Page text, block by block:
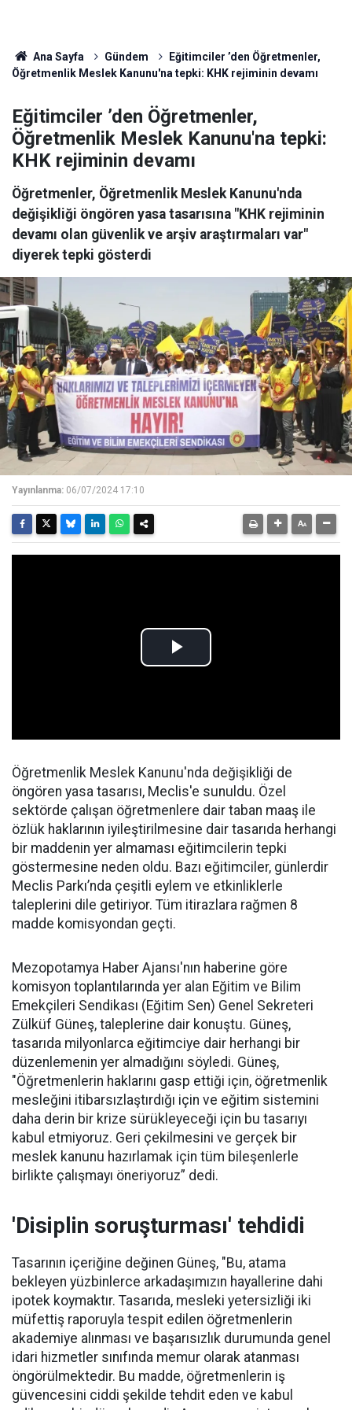
Ana Sayfa Gündem
Eğitimciler ’den Öğretmenler,
Öğretmenlik Meslek Kanunu'na tepki: KHK rejiminin devamı
Eğitimciler ’den Öğretmenler,
Öğretmenlik Meslek Kanunu'na tepki:
KHK rejiminin devamı
Öğretmenler, Öğretmenlik Meslek Kanunu'nda
değişikliği öngören yasa tasarısına "KHK rejiminin
devamı olan güvenlik ve arşiv araştırmaları var"
diyerek tepki gösterdi
Yayınlanma: 06/07/2024 17:10
Öğretmenlik Meslek Kanunu'nda değişikliği de
öngören yasa tasarısı, Meclis'e sunuldu. Özel
sektörde çalışan öğretmenlere dair taban maaş ile
özlük haklarının iyileştirilmesine dair tasarıda herhangi
bir maddenin yer almaması eğitimcilerin tepki
göstermesine neden oldu. Bazı eğitimciler, günlerdir
Meclis Parkı’nda çeşitli eylem ve etkinliklerle
taleplerini dile getiriyor. Tüm itirazlara rağmen 8
madde komisyondan geçti.
Mezopotamya Haber Ajansı'nın haberine göre
komisyon toplantılarında yer alan Eğitim ve Bilim
Emekçileri Sendikası (Eğitim Sen) Genel Sekreteri
Zülküf Güneş, taleplerine dair konuştu. Güneş,
tasarıda milyonlarca eğitimciye dair herhangi bir
düzenlemenin yer almadığını söyledi. Güneş,
"Öğretmenlerin haklarını gasp ettiği için, öğretmenlik
mesleğini itibarsızlaştırdığı için ve eğitim sistemini
daha derin bir krize sürükleyeceği için bu tasarıyı
kabul etmiyoruz. Geri çekilmesini ve gerçek bir
meslek kanunu hazırlamak için tüm bileşenlerle
birlikte çalışmayı öneriyoruz” dedi.
'Disiplin soruşturması' tehdidi
Tasarının içeriğine değinen Güneş, "Bu, atama
bekleyen yüzbinlerce arkadaşımızın hayallerine dahi
ipotek koymaktır. Tasarıda, mesleki yetersizliği iki
müfettiş raporuyla tespit edilen öğretmenlerin
akademiye alınması ve başarısızlık durumunda genel
idari hizmetler sınıfında memur olarak atanması
öngörülmektedir. Bu madde, öğretmenlerin iş
güvencesini ciddi şekilde tehdit eden ve kabul